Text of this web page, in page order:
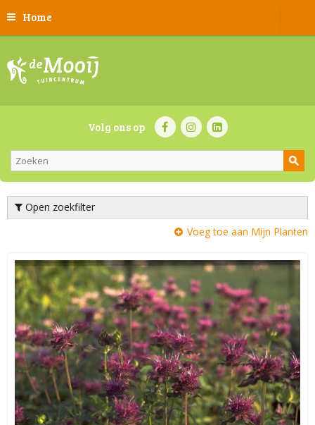
Home
Volg ons op
Open zoekfilter
Voeg toe aan Mijn Planten